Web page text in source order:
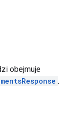
obejmuje
.